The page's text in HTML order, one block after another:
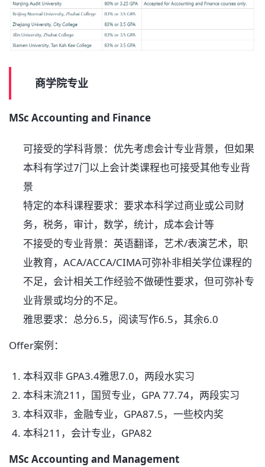
商学院专业
MSc Accounting and Finance
可接受的学科背景：优先考虑会计专业背景，但如果
本科有学过7门以上会计类课程也可接受其他专业背
景
特定的本科课程要求：要求本科学过商业或公司财
务，税务，审计，数学，统计，成本会计等
不接受的专业背景：英语翻译，艺术/表演艺术，职
业教育，ACA/ACCA/CIMA可弥补非相关学位课程的
不足，会计相关工作经验不做硬性要求，但可弥补专
业背景或均分的不足。
雅思要求：总分6.5，阅读写作6.5，其余6.0
Offer案例：
本科双非 GPA3.4雅思7.0，两段水实习
本科末流211，国贸专业，GPA 77.74，两段实习
本科双非，金融专业，GPA87.5，一些校内奖
本科211，会计专业，GPA82
MSc Accounting and Management